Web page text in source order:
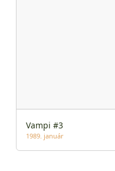
Vampi #3
1989. január